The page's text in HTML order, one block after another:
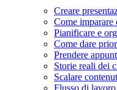
Creare
Come imparare
Pianificare e
Come dare
Prendere
Storie reali dei
Scalare